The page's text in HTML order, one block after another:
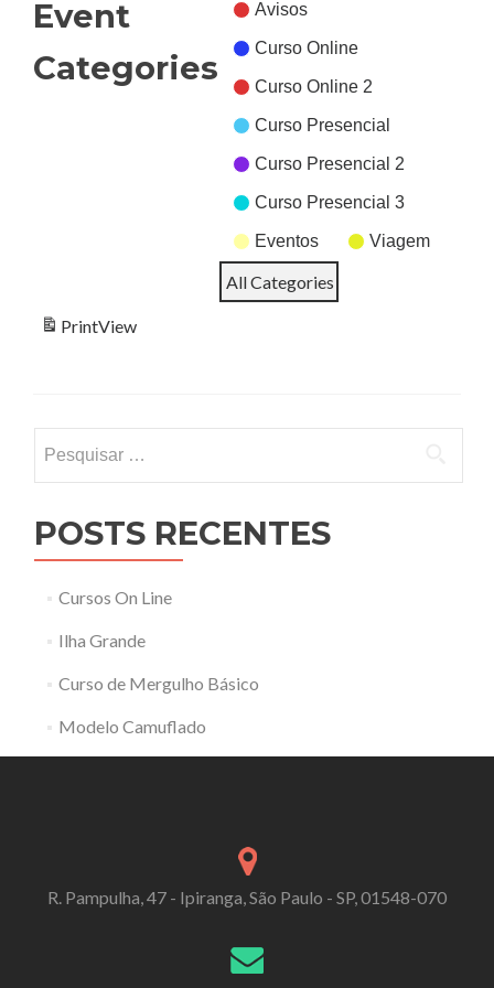
Event
Categories
Avisos
Curso Online
Curso Online 2
Curso Presencial
Curso Presencial 2
Curso Presencial 3
Eventos Viagem
All Categories
PrintView
por:
POSTS RECENTES
Cursos On Line
Ilha Grande
Curso de Mergulho Básico
Modelo Camuflado
R. Pampulha, 47 - Ipiranga, São Paulo - SP, 01548-070